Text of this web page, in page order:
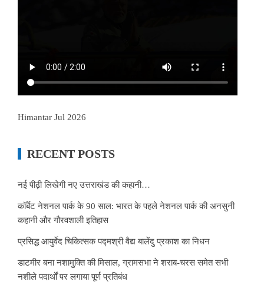
Himantar Jul 2026
RECENT POSTS
नई पीढ़ी लिखेगी नए उत्तराखंड की कहानी…
कॉर्बेट नेशनल पार्क के 90 साल: भारत के पहले नेशनल पार्क की अनसुनी
कहानी और गौरवशाली इतिहास
प्रसिद्ध आयुर्वेद चिकित्सक पद्मश्री वैद्य बालेंदु प्रकाश का निधन
डाटमीर बना नशामुक्ति की मिसाल, ग्रामसभा ने शराब-चरस समेत सभी
नशीले पदार्थों पर लगाया पूर्ण प्रतिबंध